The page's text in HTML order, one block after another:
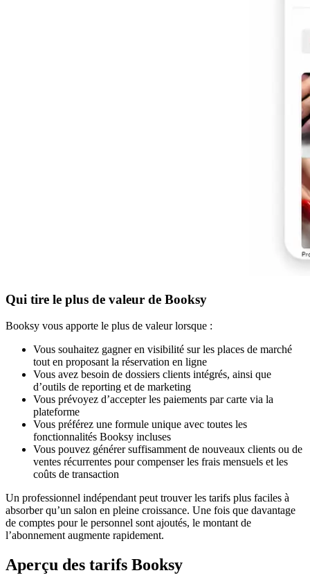
Qui tire le plus de valeur de Booksy
Booksy vous apporte le plus de valeur lorsque :
Vous souhaitez gagner en visibilité sur les places de marché
tout en proposant la réservation en ligne
Vous avez besoin de dossiers clients intégrés, ainsi que
d’outils de reporting et de marketing
Vous prévoyez d’accepter les paiements par carte via la
plateforme
Vous préférez une formule unique avec toutes les
fonctionnalités Booksy incluses
Vous pouvez générer suffisamment de nouveaux clients ou de
ventes récurrentes pour compenser les frais mensuels et les
coûts de transaction
Un professionnel indépendant peut trouver les tarifs plus faciles à
absorber qu’un salon en pleine croissance. Une fois que davantage
de comptes pour le personnel sont ajoutés, le montant de
l’abonnement augmente rapidement.
Aperçu des tarifs Booksy